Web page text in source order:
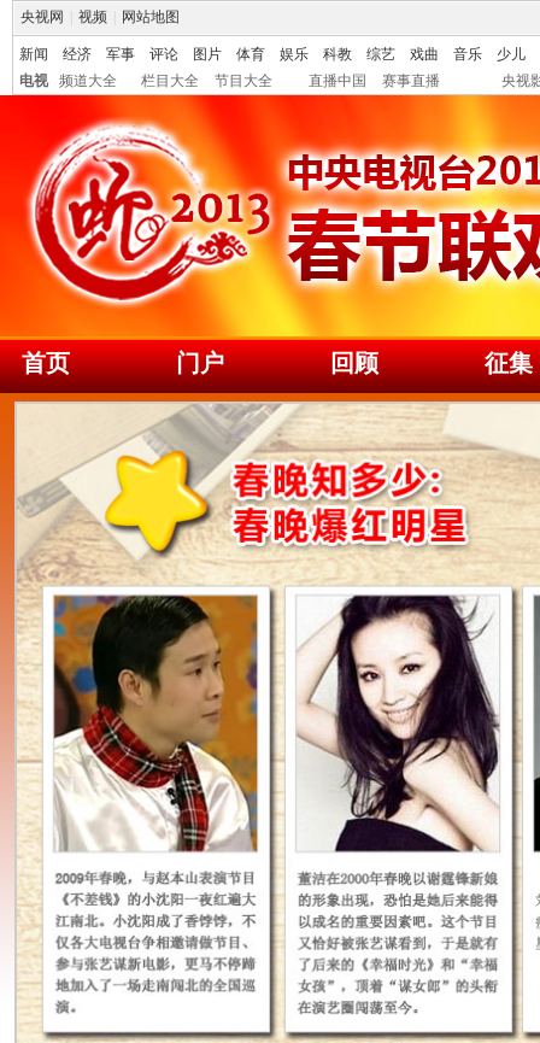
央视网 视频 网站地图
新闻 经济 军事 评论 图片 体育 娱乐 科教 综艺 戏曲 音乐
少儿
电视
频道大全 栏目大全 节目大全 直播中国 赛事直播 央视
首页 门户 回顾 征集